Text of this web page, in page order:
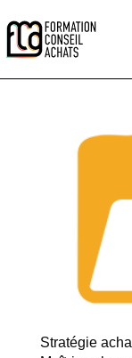
Stratégie